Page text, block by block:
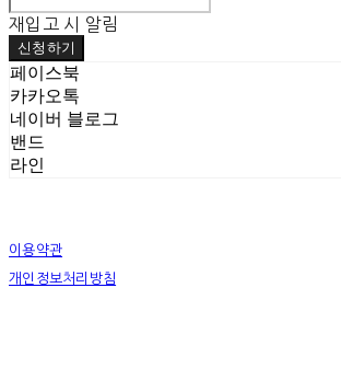
재입고 시 알림
신청하기
페이스북
카카오톡
네이버 블로그
밴드
라인
이용약관
개인정보처리방침